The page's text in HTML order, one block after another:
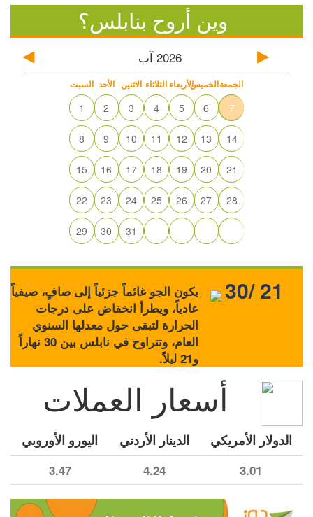
وين أروح بنابلس؟
2026 آب
السبت الأحد الاثنين الثلاثاء الأربعاءالخميسالجمعة
1 2 3 4 5 6 7
8 9 10 11 12 13 14
15 16 17 18 19 20 21
22 23 24 25 26 27 28
29 30 31
يكون الجو غائماً جزئياً إلى صافٍ، صيفياً
عادياً، ويطرأ انخفاض على درجات
الحرارة لتبقى حول معدلها السنوي
العام، وتتراوح في نابلس بين 30 نهاراً
و21 ليلاً.
30/ 21
أسعار العملات
الدولار الأمريكي الدينار الأردني اليورو الأوروبي
3.01
4.24
3.47